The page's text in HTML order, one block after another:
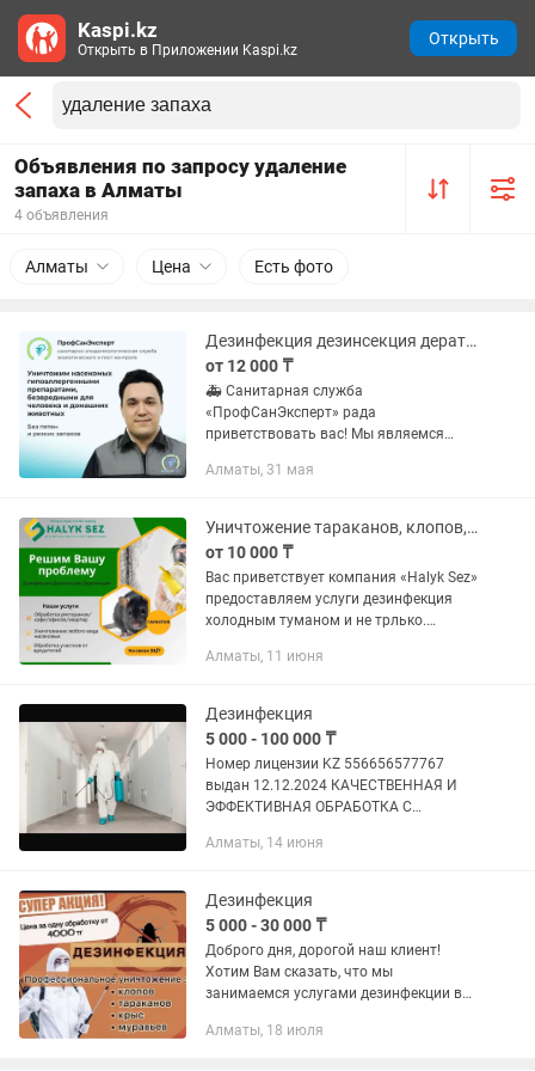
Объявления по запросу удаление
запаха в Алматы
4 объявления
Алматы Цена Есть фото
Дезинфекция дезинсекция дератизация дезодорация фумигация.
от 12 000 ₸
🚑 Санитарная служба
«ПрофСанЭксперт» рада
приветствовать вас! Мы являемся
лицензированной дез службой
Казахстана. Оказываем услуги строго...
Алматы, 31 мая
Уничтожение тараканов, клопов, крыс
от 10 000 ₸
Вас приветствует компания «Halyk Sez»
предоставляем услуги дезинфекция
холодным туманом и не трлько.
обработки. Чистота и здоровье — это
Алматы, 11 июня
Дезинфекция
5 000 - 100 000 ₸
Номер лицензии KZ 556656577767
выдан 12.12.2024 КАЧЕСТВЕННАЯ И
ЭФФЕКТИВНАЯ ОБРАБОТКА C
от: клопов, тараканов, плесени,
комаров,...
Алматы, 14 июня
Дезинфекция
5 000 - 30 000 ₸
Доброго дня, дорогой наш клиент!
Хотим Вам сказать, что мы
занимаемся услугами дезинфекции вот
на клопах и тараканах: от них почти
Алматы, 18 июля
Kaspi.kz
Открыть в Приложении Kaspi.kz
Открыть